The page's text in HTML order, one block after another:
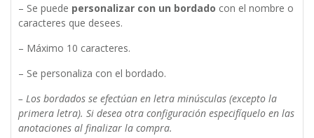
– Se puede personalizar con un bordado con el nombre o
caracteres que desees.
– Máximo 10 caracteres.
– Se personaliza con el bordado.
– Los bordados se efectúan en letra minúsculas (excepto la
primera letra). Si desea otra configuración especifíquelo en las
anotaciones al finalizar la compra.